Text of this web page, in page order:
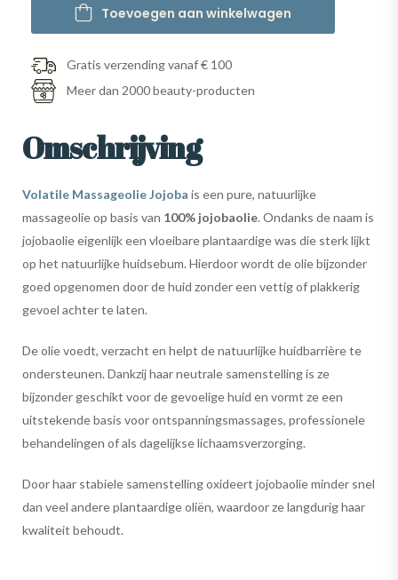
Toevoegen aan winkelwagen
Gratis verzending vanaf € 100
Meer dan 2000 beauty-producten
Omschrijving
Volatile Massageolie Jojoba is een pure, natuurlijke
massageolie op basis van 100% jojobaolie. Ondanks de naam is
jojobaolie eigenlijk een vloeibare plantaardige was die sterk lijkt
op het natuurlijke huidsebum. Hierdoor wordt de olie bijzonder
goed opgenomen door de huid zonder een vettig of plakkerig
gevoel achter te laten.
De olie voedt, verzacht en helpt de natuurlijke huidbarrière te
ondersteunen. Dankzij haar neutrale samenstelling is ze
bijzonder geschikt voor de gevoelige huid en vormt ze een
uitstekende basis voor ontspanningsmassages, professionele
behandelingen of als dagelijkse lichaamsverzorging.
Door haar stabiele samenstelling oxideert jojobaolie minder snel
dan veel andere plantaardige oliën, waardoor ze langdurig haar
kwaliteit behoudt.